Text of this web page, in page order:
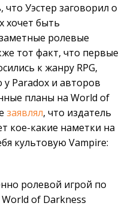
Уэстер заговорил о
хочет быть
ролевые
тот факт, что первые
к жанру RPG,
Paradox и авторов
планы на World of
заявлял, что издатель
кое-какие наметки на
культовую Vampire:
ролевой игрой по
of Darkness